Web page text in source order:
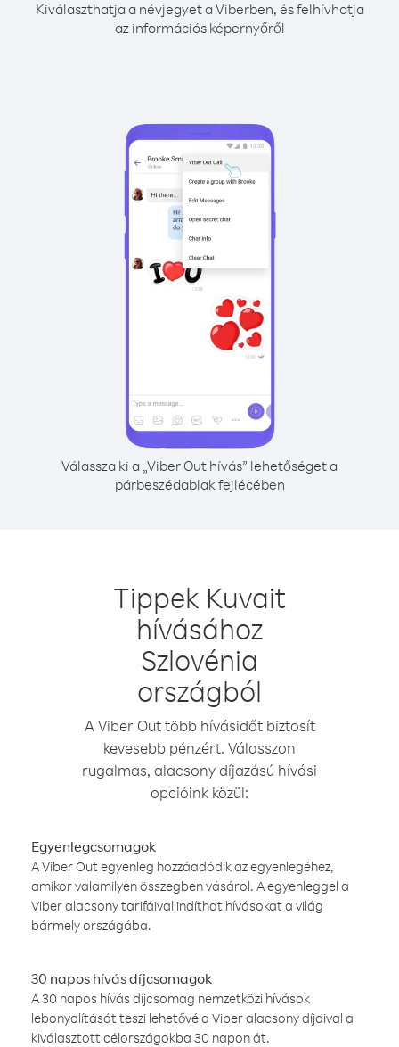
Kiválaszthatja a névjegyet a Viberben, és felhívhatja
az információs képernyőről
Válassza ki a „Viber Out hívás” lehetőséget a
párbeszédablak fejlécében
Tippek Kuvait
hívásához
Szlovénia
országból
A Viber Out több hívásidőt biztosít
kevesebb pénzért. Válasszon
rugalmas, alacsony díjazású hívási
opcióink közül:
Egyenlegcsomagok
A Viber Out egyenleg hozzáadódik az egyenlegéhez,
amikor valamilyen összegben vásárol. A egyenleggel a
Viber alacsony tarifáival indíthat hívásokat a világ
bármely országába.
30 napos hívás díjcsomagok
A 30 napos hívás díjcsomag nemzetközi hívások
lebonyolítását teszi lehetővé a Viber alacsony díjaival a
kiválasztott célországokba 30 napon át.